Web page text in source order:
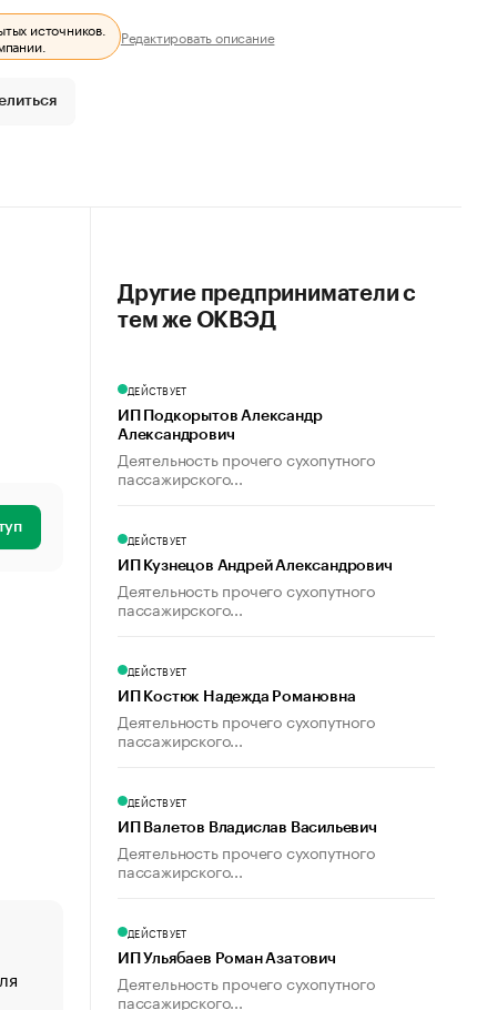
источников.
Редактировать описание
«От спорта тело стареет иначе». Как живет глава
создавшей GTA
Другие предприниматели с
тем же ОКВЭД
ДЕЙСТВУЕТ
ИП Подкорытов Александр
Александрович
Деятельность прочего сухопутного
пассажирского...
ДЕЙСТВУЕТ
ИП Кузнецов Андрей Александрович
Деятельность прочего сухопутного
пассажирского...
ДЕЙСТВУЕТ
ИП Костюк Надежда Романовна
Деятельность прочего сухопутного
пассажирского...
ДЕЙСТВУЕТ
ИП Валетов Владислав Васильевич
Деятельность прочего сухопутного
пассажирского...
ДЕЙСТВУЕТ
ИП Ульябаев Роман Азатович
Деятельность прочего сухопутного
пассажирского...